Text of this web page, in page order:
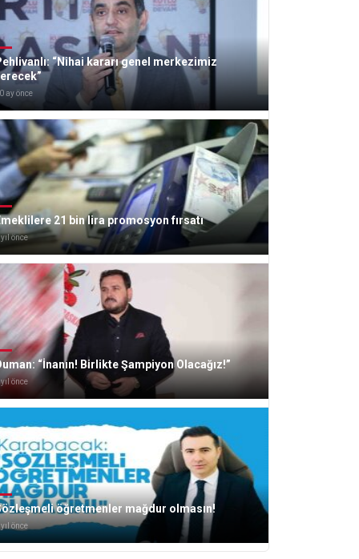
“Nihai kararı genel merkezimiz
ay önce
21 bin lira promosyon fırsatı
önce
“İnanın! Birlikte Şampiyon Olacağız!”
önce
öğretmenler mağdur olmasın!
önce